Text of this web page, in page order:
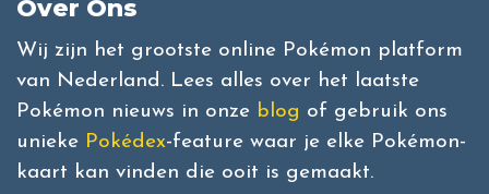
Over Ons
Wij zijn het grootste online Pokémon platform
van Nederland. Lees alles over het laatste
Pokémon nieuws in onze blog of gebruik ons
unieke Pokédex-feature waar je elke Pokémon-
kaart kan vinden die ooit is gemaakt.